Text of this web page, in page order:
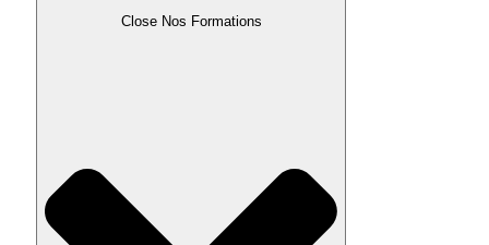
Close Nos Formations